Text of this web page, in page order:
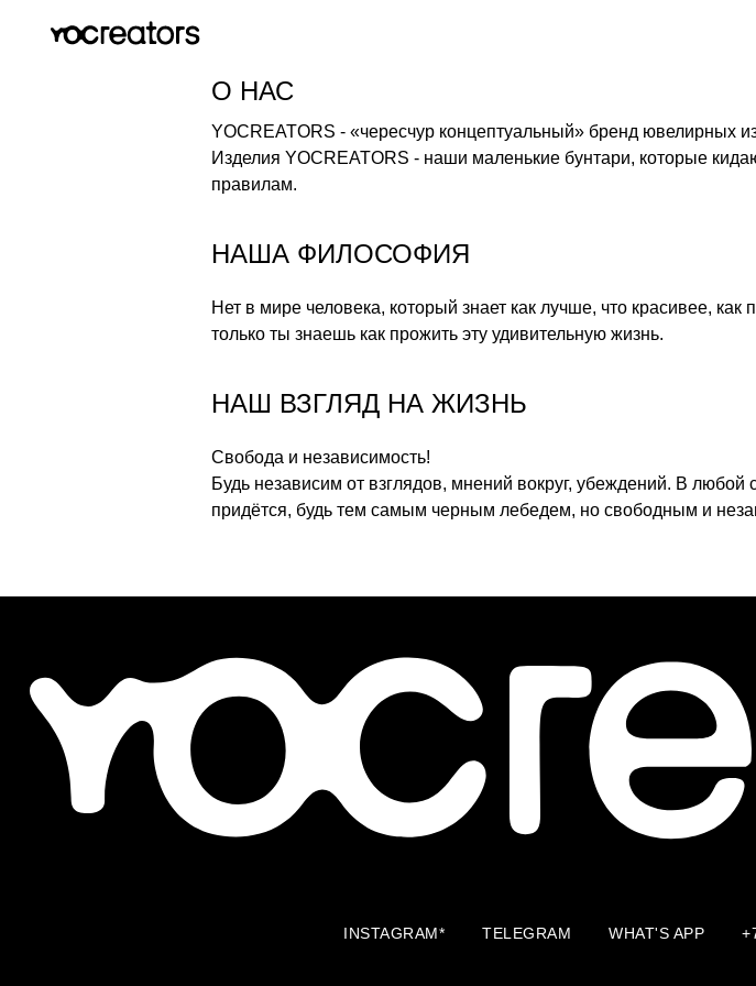
О НАС
YOCREATORS - «чересчур концептуальный» бренд ювелирных
Изделия YOCREATORS - наши маленькие бунтари, которые
правилам.
НАША ФИЛОСОФИЯ
Нет в мире человека, который знает как лучше, что красивее,
только ты знаешь как прожить эту удивительную жизнь.
НАШ ВЗГЛЯД НА ЖИЗНЬ
Свобода и независимость!
Будь независим от взглядов, мнений вокруг, убеждений. В
придётся, будь тем самым черным лебедем, но свободным и
INSTAGRAM* TELEGRAM WHAT'S APP